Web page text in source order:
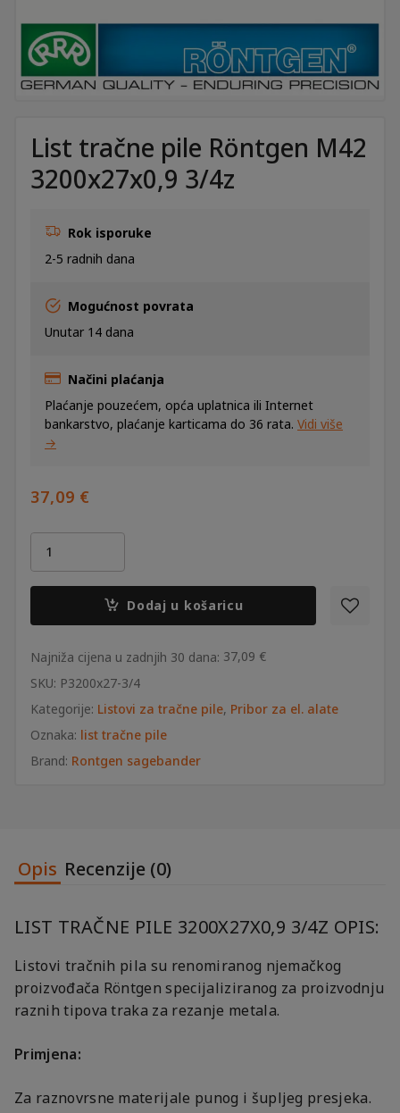
List tračne pile Röntgen M42
3200x27x0,9 3/4z
Rok isporuke
2-5 radnih dana
Mogućnost povrata
Unutar 14 dana
Načini plaćanja
Plaćanje pouzećem, opća uplatnica ili Internet
bankarstvo, plaćanje karticama do 36 rata. Vidi više
→
37,09 €
tračne
3/4z
Dodaj u košaricu
Najniža cijena u zadnjih 30 dana: 37,09 €
SKU: P3200x27-3/4
Kategorije: Listovi za tračne pile, Pribor za el. alate
Oznaka: list tračne pile
Brand: Rontgen sagebander
Opis Recenzije (0)
LIST TRAČNE PILE 3200X27X0,9 3/4Z OPIS:
Listovi tračnih pila su renomiranog njemačkog
proizvođača Röntgen specijaliziranog za proizvodnju
raznih tipova traka za rezanje metala.
Primjena:
Za raznovrsne materijale punog i šupljeg presjeka.